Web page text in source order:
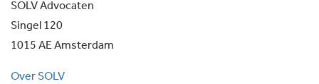
SOLV Advocaten
Singel 120
1015 AE Amsterdam
Over SOLV